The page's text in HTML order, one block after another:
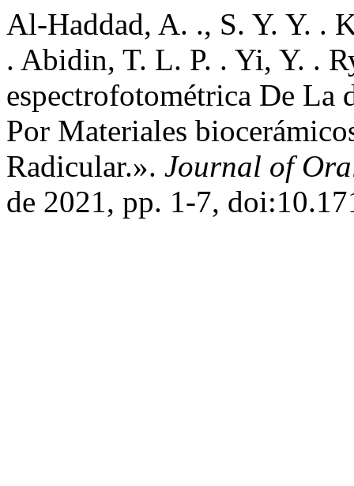
Al-Haddad, A. ., S. Y. Y. .
. Abidin, T. L. P. . Yi, Y. .
espectrofotométrica De La
Por Materiales
Radicular.». Journal of
de 2021, pp. 1-7,